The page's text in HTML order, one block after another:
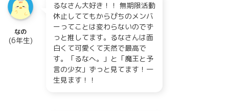
なの
(6年生)
るなさん大好き！！ 無期限活動
休止しててもからぴちのメンバ
ーってことは変わらないのでず
っと推してます。るなさんは面
白くて可愛くて天然で最高で
す。「るなへ。」と「魔王と予
言の少女」ずっと見てます！一
生見ます！！